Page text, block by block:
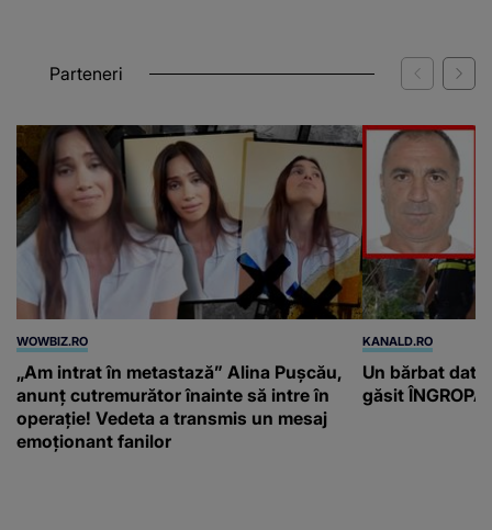
Parteneri
WOWBIZ.RO
„Am intrat în metastază” Alina Pușcău,
anunț cutremurător înainte să intre în
operație! Vedeta a transmis un mesaj
emoționant fanilor
KANALD.RO
Un bărbat dat
găsit